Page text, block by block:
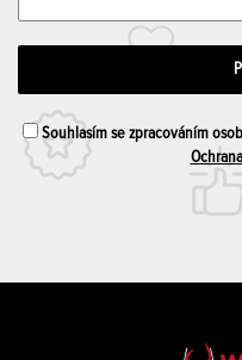
Souhlasím se zpracováním